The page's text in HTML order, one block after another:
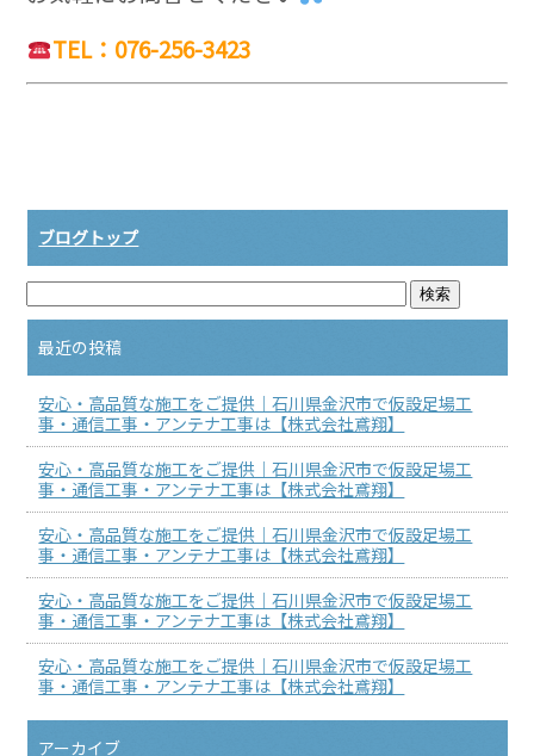
TEL：076-256-3423
ブログトップ
最近の投稿
安心・高品質な施工をご提供｜石川県金沢市で仮設足場工
事・通信工事・アンテナ工事は【株式会社鳶翔】
安心・高品質な施工をご提供｜石川県金沢市で仮設足場工
事・通信工事・アンテナ工事は【株式会社鳶翔】
安心・高品質な施工をご提供｜石川県金沢市で仮設足場工
事・通信工事・アンテナ工事は【株式会社鳶翔】
安心・高品質な施工をご提供｜石川県金沢市で仮設足場工
事・通信工事・アンテナ工事は【株式会社鳶翔】
安心・高品質な施工をご提供｜石川県金沢市で仮設足場工
事・通信工事・アンテナ工事は【株式会社鳶翔】
アーカイブ